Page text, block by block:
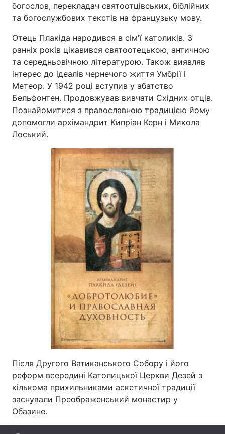
Головна
Політика
Світ
Наука
Техно і зв'язок Лайт
Інциденти
Туризм
Погода
Регіони
Відео з Youtube Статті
Інтерв'ю Думки
Архів Вакансії
Контакти
богослов, перекладач святоотцівських, біблійних
та богослужбових текстів на французьку мову.
Отець Плакіда народився в сім'ї католиків. З
ранніх років цікавився святоотецькою, античною
та середньовічною літературою. Також виявляв
інтерес до ідеалів чернечого життя Умбрії і
Метеор. У 1942 році вступив у абатство
Бельфонтен. Продовжував вивчати Східних отців.
Познайомитися з православною традицією йому
допомогли архімандрит Кипріан Керн і Микола
Лоський.
Після Другого Ватиканського Собору і його
реформ всередині Католицької Церкви Дезей з
кількома прихильниками аскетичної традиції
заснували Преображенський монастир у
Обазине.